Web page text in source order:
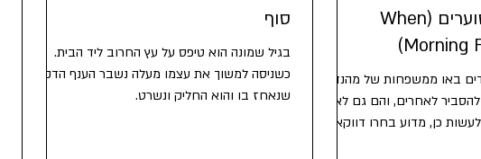
גשר על מים סוערים (When
Morning
באו ממשפחות של מהנדסי
לאחרים, והם גם לא
כן, מדוע בחרו דווקא
סוף
בגיל שמונה הוא טיפס על עץ החרוב ליד הבית.
כשניסה למשוך את עצמו מעלה נשבר הענף הדק
שנאחז בו והוא החליק ונשרט.